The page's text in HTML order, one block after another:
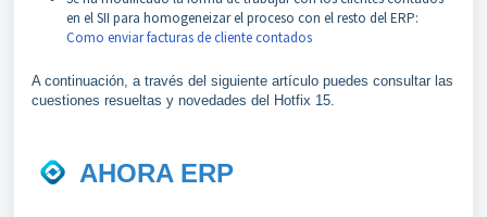
en el SII para homogeneizar el proceso con el resto del ERP:
Como enviar facturas de cliente contados
A continuación, a través del siguiente artículo puedes consultar las
cuestiones resueltas y novedades del Hotfix 15.
AHORA ERP